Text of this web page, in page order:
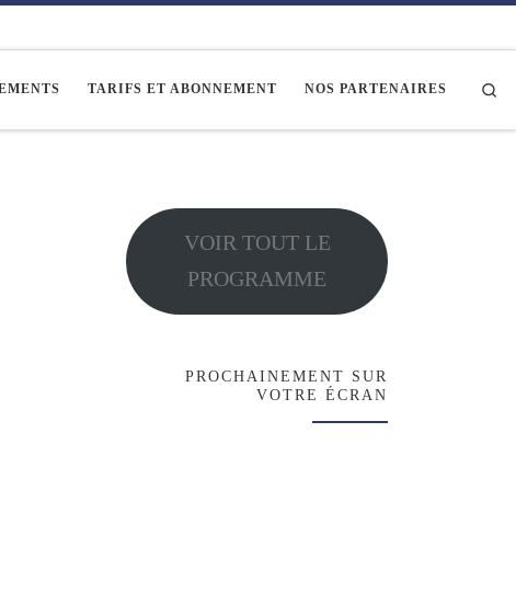
TARIFS ET ABONNEMENT NOS PARTENAIRES
VOIR TOUT LE
PROGRAMME
PROCHAINEMENT SUR
VOTRE ÉCRAN